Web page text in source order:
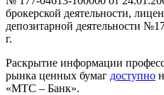
брокерской деятельности,
депозитарной деятельности
г.
Раскрытие информации
рынка ценных бумаг доступно
«МТС – Банк».